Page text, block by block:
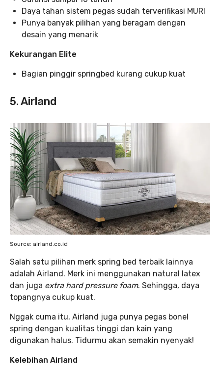
Daya tahan sistem pegas sudah terverifikasi MURI
Punya banyak pilihan yang beragam dengan
desain yang menarik
Kekurangan Elite
Bagian pinggir springbed kurang cukup kuat
5. Airland
Source: airland.co.id
Salah satu pilihan merk spring bed terbaik lainnya
adalah Airland. Merk ini menggunakan natural latex
dan juga extra hard pressure foam. Sehingga, daya
topangnya cukup kuat.
Nggak cuma itu, Airland juga punya pegas bonel
spring dengan kualitas tinggi dan kain yang
digunakan halus. Tidurmu akan semakin nyenyak!
Kelebihan Airland